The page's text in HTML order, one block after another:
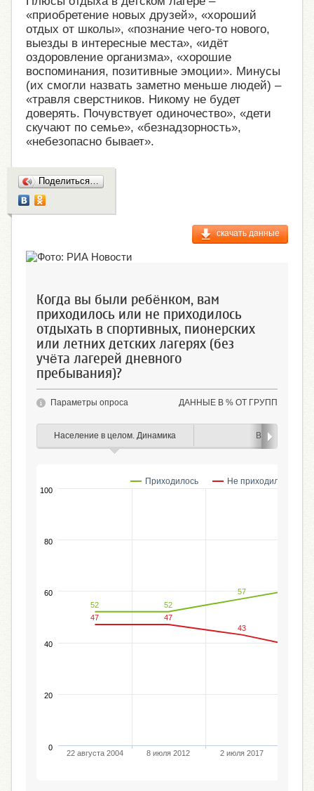
«приобретение новых друзей», «хороший
отдых от школы», «познание чего-то нового,
выезды в интересные места», «идёт
оздоровление организма», «хорошие
воспоминания, позитивные эмоции». Минусы
(их смогли назвать заметно меньше людей) –
«травля сверстников. Никому не будет
доверять. Почувствует одиночество», «дети
скучают по семье», «безнадзорность»,
«небезопасно бывает».
скачать данные
Когда вы были ребёнком, вам
приходилось или не приходилось
отдыхать в спортивных, пионерских
или летних детских лагерях (без
учёта лагерей дневного
пребывания)?
ДАННЫЕ В % ОТ ГРУПП
Параметры опроса
Население в целом. Динамика Возраст
47
47
43
52 52
57
Приходилось Не приходилось
22 августа 2004 8 июля 2012 2 июля 2017
0
20
40
60
80
100
Поделиться…